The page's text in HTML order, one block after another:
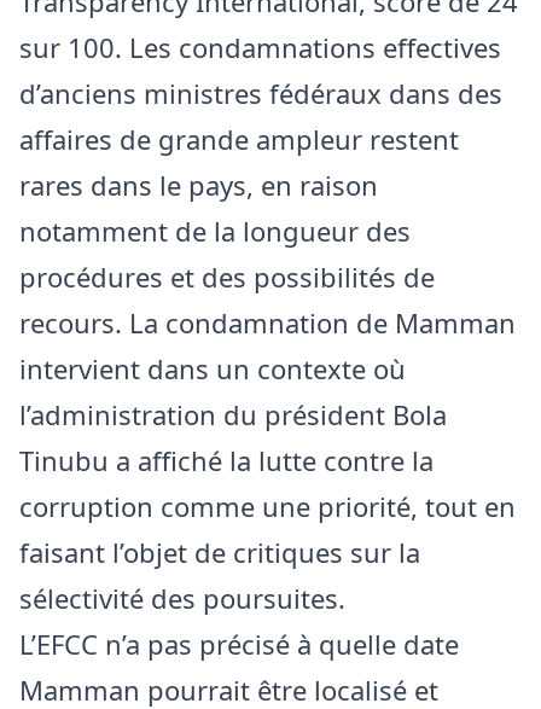
sur 100. Les condamnations effectives
d’anciens ministres fédéraux dans des
affaires de grande ampleur restent
rares dans le pays, en raison
notamment de la longueur des
procédures et des possibilités de
recours. La condamnation de Mamman
intervient dans un contexte où
l’administration du président Bola
Tinubu a affiché la lutte contre la
corruption comme une priorité, tout en
faisant l’objet de critiques sur la
sélectivité des poursuites.
L’EFCC n’a pas précisé à quelle date
Mamman pourrait être localisé et